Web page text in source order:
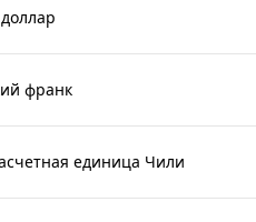
франк
единица Чили